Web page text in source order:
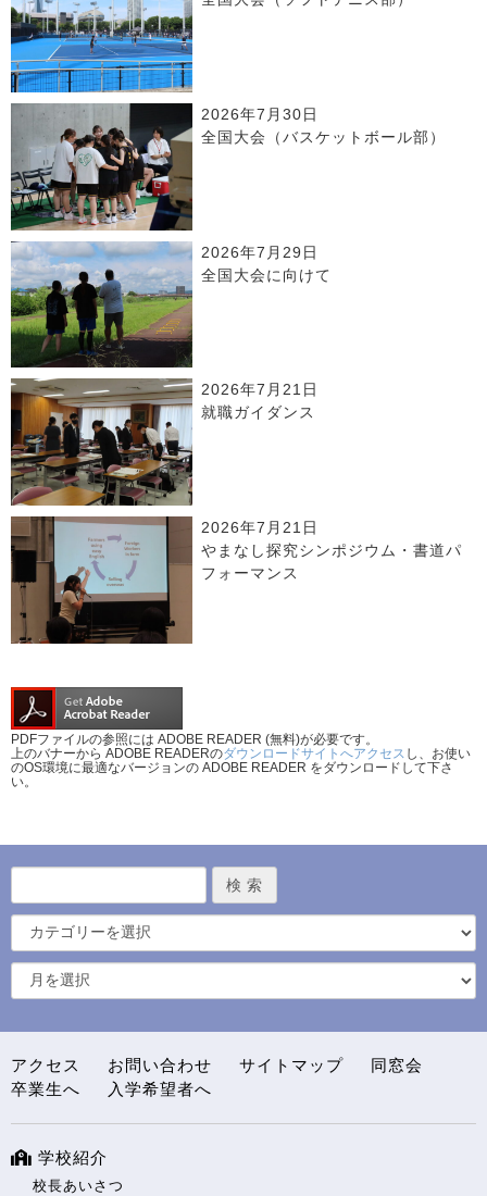
2026年7月30日
全国大会（バスケットボール部）
2026年7月29日
全国大会に向けて
2026年7月21日
就職ガイダンス
2026年7月21日
やまなし探究シンポジウム・書道パ
フォーマンス
PDFファイルの参照には ADOBE READER (無料)が必要です。
上のバナーから ADOBE READERのダウンロードサイトへアクセス し、お使い
のOS環境に最適なバージョンの ADOBE READER をダウンロードして下さ
い。
アクセス お問い合わせ サイトマップ
同窓会
卒業生へ
入学希望者へ
学校紹介
校長あいさつ